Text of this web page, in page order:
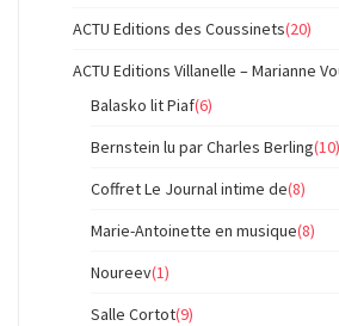
ACTU Editions des Coussinets(20)
ACTU Editions Villanelle – Marianne
Balasko lit Piaf(6)
Bernstein lu par Charles Berling(10)
Coffret Le Journal intime de(8)
Marie-Antoinette en musique(8)
Noureev(1)
Salle Cortot(9)